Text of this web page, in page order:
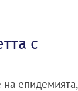
с
на епидемията,